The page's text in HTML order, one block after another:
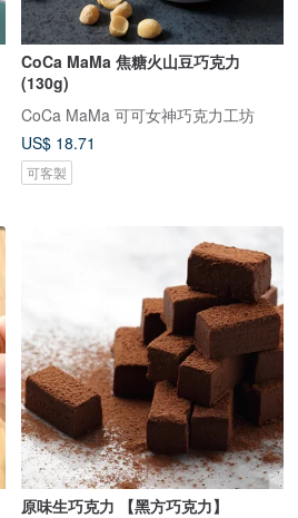
CoCa MaMa 焦糖火山豆巧克力
(130g)
CoCa MaMa 可可女神巧克力工坊
US$ 18.71
可客製
原味生巧克力 【黑方巧克力】